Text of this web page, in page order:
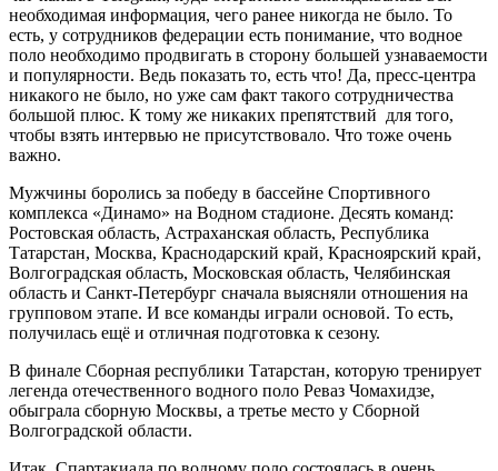
необходимая информация, чего ранее никогда не было. То
есть, у сотрудников федерации есть понимание, что водное
поло необходимо продвигать в сторону большей узнаваемости
и популярности. Ведь показать то, есть что! Да, пресс-центра
никакого не было, но уже сам факт такого сотрудничества
большой плюс. К тому же никаких препятствий для того,
чтобы взять интервью не присутствовало. Что тоже очень
важно.
Мужчины боролись за победу в бассейне Спортивного
комплекса «Динамо» на Водном стадионе. Десять команд:
Ростовская область, Астраханская область, Республика
Татарстан, Москва, Краснодарский край, Красноярский край,
Волгоградская область, Московская область, Челябинская
область и Санкт-Петербург сначала выясняли отношения на
групповом этапе. И все команды играли основой. То есть,
получилась ещё и отличная подготовка к сезону.
В финале Сборная республики Татарстан, которую тренирует
легенда отечественного водного поло Реваз Чомахидзе,
обыграла сборную Москвы, а третье место у Сборной
Волгоградской области.